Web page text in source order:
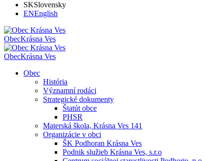
SKSlovensky
ENEnglish
ObecKrásna Ves
ObecKrásna Ves
Obec
História
Významní rodáci
Strategické dokumenty
Štatút obce
PHSR
Materská škola, Krásna Ves 141
Organizácie v obci
ŠK Podhoran Krásna Ves
Podnik služieb Krásna Ves, s.r.o